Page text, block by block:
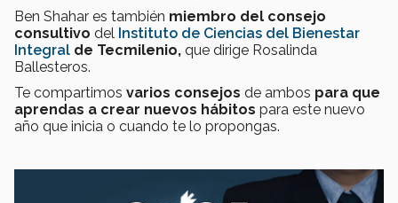
Ben Shahar es también miembro del consejo
consultivo del Instituto de Ciencias del Bienestar
Integral de Tecmilenio, que dirige Rosalinda
Ballesteros.
Te compartimos varios consejos de ambos para que
aprendas a crear nuevos hábitos para este nuevo
año que inicia o cuando te lo propongas.